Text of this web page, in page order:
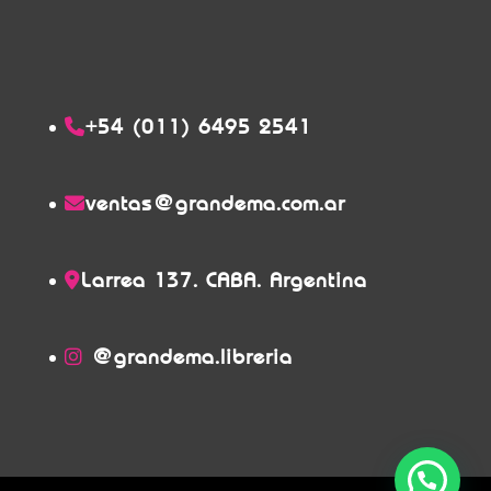
+54 (011) 6495 2541
ventas@grandema.com.ar
Larrea 137. CABA. Argentina
@grandema.libreria